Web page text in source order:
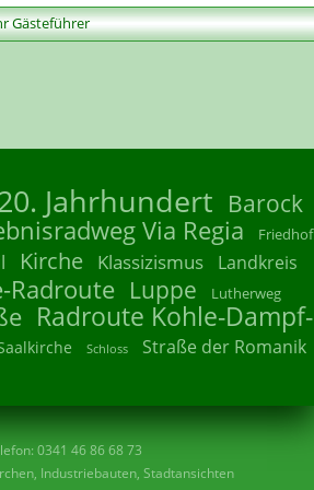
Gästeführer
Jahrhundert Barock
Via Regia Friedhof
Kirche Klassizismus
Landkreis
Radroute Luppe Lutherweg
Radroute Kohle-Dampf-
Schloss Straße der Romanik
0341 46 86 68 73
Industriebauten, Stadtansichten